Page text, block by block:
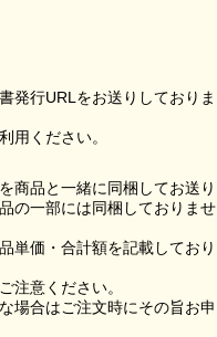
発行URLをお送りしておりま
用ください。
商品と一緒に同梱してお送り
の一部には同梱しておりませ
単価・合計額を記載しており
注意ください。
場合はご注文時にその旨お申